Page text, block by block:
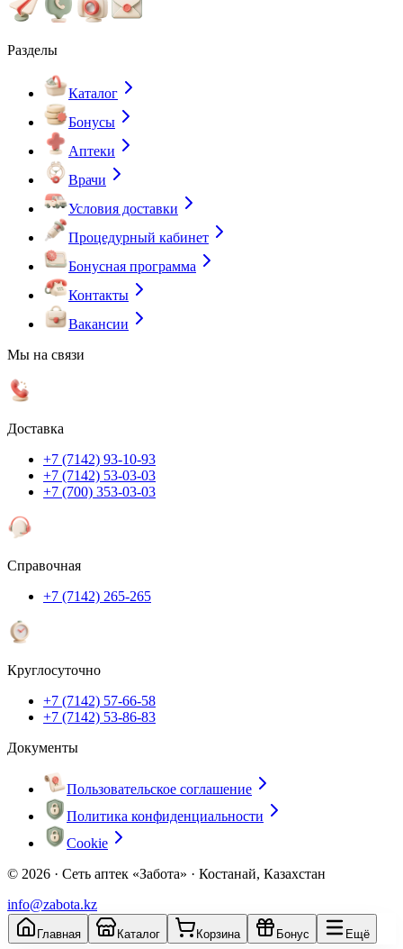
Разделы
Каталог
Бонусы
Аптеки
Врачи
Условия доставки
Процедурный кабинет
Бонусная программа
Контакты
Вакансии
Мы на связи
Доставка
+7 (7142) 93-10-93
+7 (7142) 53-03-03
+7 (700) 353-03-03
Справочная
+7 (7142) 265-265
Круглосуточно
+7 (7142) 57-66-58
+7 (7142) 53-86-83
Документы
Пользовательское соглашение
Политика конфиденциальности
Cookie
© 2026 · Сеть аптек «Забота» · Костанай, Казахстан
info@zabota.kz
Главная Каталог Корзина Бонус Ещё